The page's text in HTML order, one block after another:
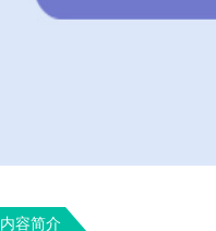
内容简介